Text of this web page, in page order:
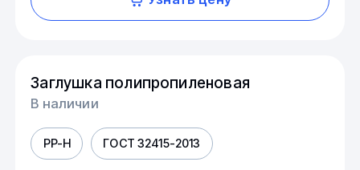
Заглушка полипропиленовая
В наличии
PP-H ГОСТ 32415-2013